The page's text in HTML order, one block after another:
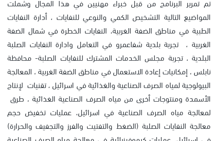
المواضيع التالية التشخيص الكمي والنوعي للنفايات ، أدارة النفايات
الطبية في مناطق الضفة الغربية، النفايات الخطرة في شمال الضفة
الغربية ، تجربة بلدية شفاعمرو في التعامل وادارة النفايات الصلبة
البلدية ، تجربة مجلس الخدمات المشترك للنفايات الصلبة- محافظة
نابلس ، إمكانيات إعادة الاستعمال في مناطق الضفة الغربية ، المعالجة
البيولوجية لمياه الصرف الصناعية والغذائية في اسرائيل ، تقنيات لإنتاج
الأسمدة ومنتوجات أخرى من مياه الصرف الصناعية الغذائية ، طرق
لمعالجة مياه الصرف الصناعية في اسرائيل، عمليات تخفيض حجم
معالجة النفايات الصلبة (الضغط والتفتيت والفرز والتجفيف والحرارة)